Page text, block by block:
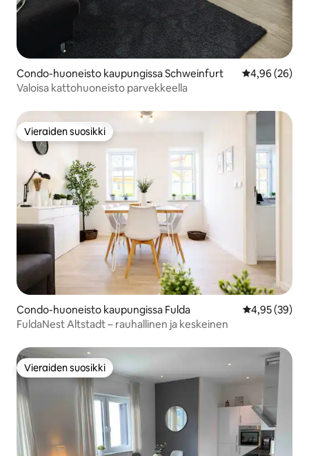
Condo-huoneisto kaupungissa Schweinfurt
4,96 (26)
Valoisa kattohuoneisto parvekkeella
Vieraiden suosikki
Vieraiden suosikki
Condo-huoneisto kaupungissa Fulda
4,95 (39)
FuldaNest Altstadt – rauhallinen ja keskeinen
Vieraiden suosikki
Vieraiden suosikki